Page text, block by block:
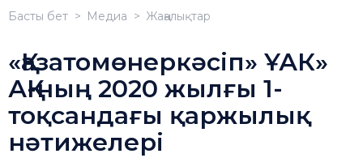
Басты бет Медиа Жаңалықтар
«Қазатомөнеркәсіп» ҰАК»
АҚ-ның 2020 жылғы 1-
тоқсандағы қаржылық
нәтижелері